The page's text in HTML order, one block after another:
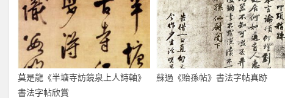
莫是龍《半塘寺訪鏡泉上人詩軸》
書法字帖欣賞
蘇過《貽孫帖》書法字帖真跡